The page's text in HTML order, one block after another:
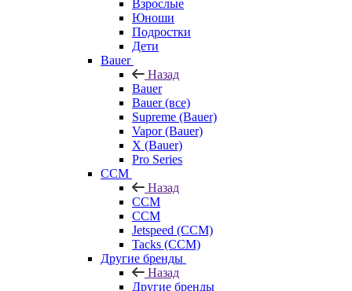
Взрослые
Юноши
Подростки
Дети
Bauer
Назад
Bauer
Bauer (все)
Supreme (Bauer)
Vapor (Bauer)
X (Bauer)
Pro Series
CCM
Назад
CCM
CCM
Jetspeed (CCM)
Tacks (CCM)
Другие бренды
Назад
Другие бренды